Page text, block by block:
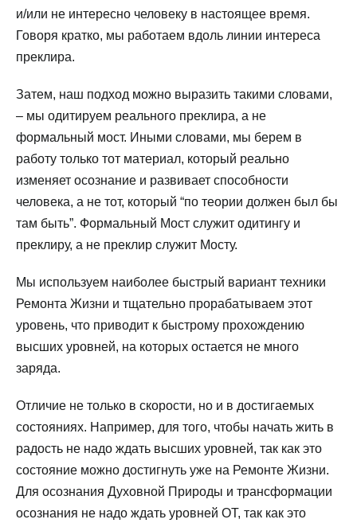
и/или не интересно человеку в настоящее время.
Говоря кратко, мы работаем вдоль линии интереса
преклира.
Затем, наш подход можно выразить такими словами,
– мы одитируем реального преклира, а не
формальный мост. Иными словами, мы берем в
работу только тот материал, который реально
изменяет осознание и развивает способности
человека, а не тот, который “по теории должен был бы
там быть”. Формальный Мост служит одитингу и
преклиру, а не преклир служит Мосту.
Мы используем наиболее быстрый вариант техники
Ремонта Жизни и тщательно прорабатываем этот
уровень, что приводит к быстрому прохождению
высших уровней, на которых остается не много
заряда.
Отличие не только в скорости, но и в достигаемых
состояниях. Например, для того, чтобы начать жить в
радость не надо ждать высших уровней, так как это
состояние можно достигнуть уже на Ремонте Жизни.
Для осознания Духовной Природы и трансформации
осознания не надо ждать уровней ОТ, так как это